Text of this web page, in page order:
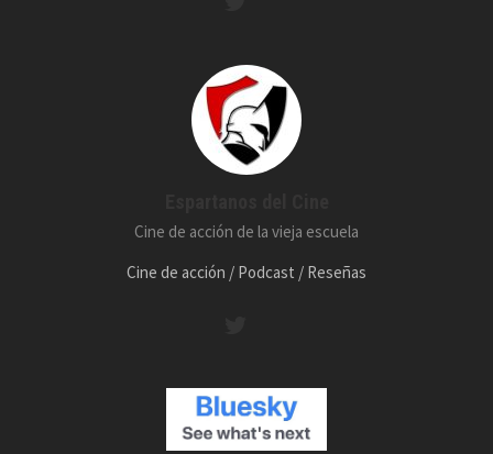
Cine de acción de la vieja escuela
Cine de acción / Podcast / Reseñas